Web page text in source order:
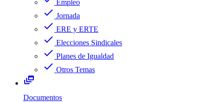
Empleo
check Jornada
check ERE y ERTE
check Elecciones Sindicales
check Planes de Igualdad
check Otros Temas
dynamic_feed
Documentos